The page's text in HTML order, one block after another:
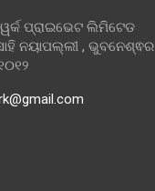
ପ୍ରାଇଭେଟ ଲିମିଟେଡ
ନୟାପଲ୍ଲୀ , ଭୁବନେଶ୍ଵର